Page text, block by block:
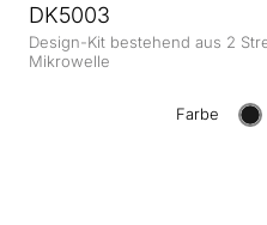
DK5003
Design-Kit bestehend aus 2
Mikrowelle
Farbe